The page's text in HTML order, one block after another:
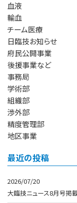
血液
輸血
チーム医療
日臨技お知らせ
府民公開事業
後援事業など
事務局
学術部
組織部
渉外部
精度管理部
地区事業
最近の投稿
2026/07/20
大臨技ニュース8月号掲